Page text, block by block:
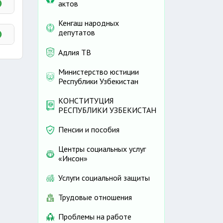
актов
Кенгаш народных
депутатов
Адлия ТВ
Министерство юстиции
Республики Узбекистан
КОНСТИТУЦИЯ
РЕСПУБЛИКИ УЗБЕКИСТАН
Пенсии и пособия
Центры социальных услуг
«Инсон»
Услуги социальной защиты
Трудовые отношения
Проблемы на работе